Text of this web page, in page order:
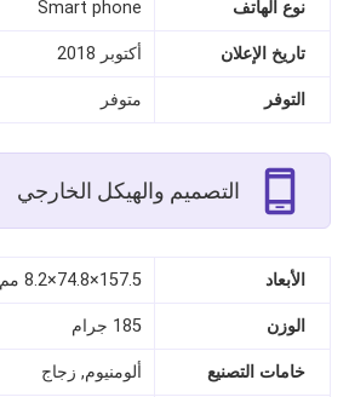
نوع الهاتف Smart phone
تاريخ الإعلان أكتوبر 2018
التوفر متوفر
التصميم والهيكل الخارجي
الأبعاد 157.5×74.8×8.2 مم
الوزن 185 جرام
خامات التصنيع ألومنيوم, زجاج